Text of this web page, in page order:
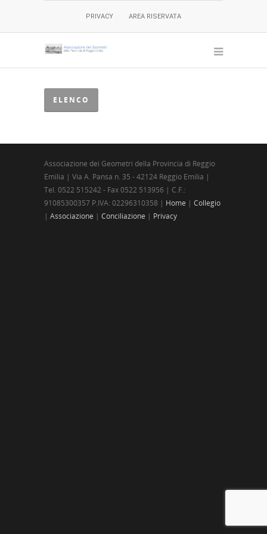
PRIVACY AREA RISERVATA
ELENCO
Associazione dei Geometri della Provincia di Reggio
Emilia | Via A. Pansa n. 35 - 42124 Reggio Emilia |
Tel. 0522 515242 - Fax 0522 513956 | C.F.:
91085300357 P.IVA: 02296310358 | Home | Collegio
| Associazione | Conciliazione | Privacy